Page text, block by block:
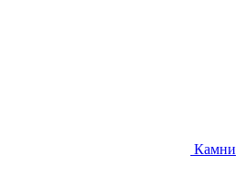
Камни